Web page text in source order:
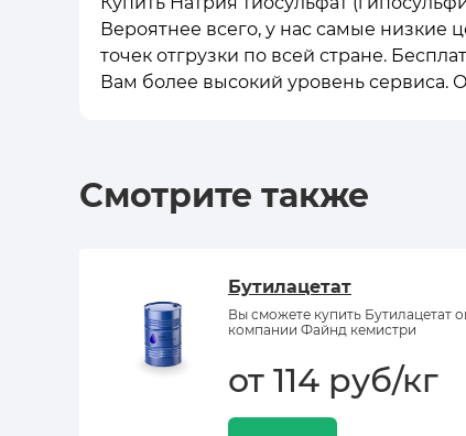
Вероятнее всего, у нас самые низкие
точек отгрузки по всей стране.
Вам более высокий уровень сервиса.
Смотрите также
Бутилацетат
Вы сможете купить Бутилацетат
компании Файнд кемистри
от 114 руб/кг